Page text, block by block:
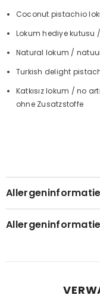
Coconut pistachio
Lokum hediye kutusu
Natural lokum /
Turkish delight
Katkısız lokum / no
ohne Zusatzstoffe
Allergeninformatie
Allergeninformatie